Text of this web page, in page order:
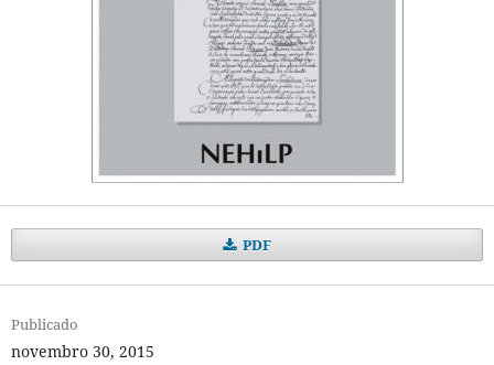
PDF
Publicado
novembro 30, 2015